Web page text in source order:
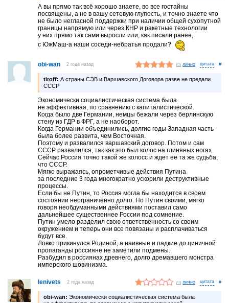
А вы прямо так всё хорошо знаете, во все гостайны
посвящены, а не в вашу сетевую глупость, и точно знаете что
не было негласной поддержки при наличии общей сухопутной
границы напрямую или через КНР и ракетные технологии
у них прямо так сами выросли или, как писали ранее,
с ЮжМаш-а наши соседи-небратья продали?
obi-wan 2 года назад лично #
tiroff: А страны СЭВ и Варшавского Договора разве не предали
СССР
Экономически социалистическая система была
не эффективная, по сравнению с капиталистической.
Когда было две Германии, немцы бежали через берлинскую
стену из ГДР в ФРГ, а не наоборот.
Когда Германии объединились, долгие годы Западная часть
была более развита, чем Восточная.
Поэтому и развалился варшавский договор. Потом и сам
СССР развалился, так как это был колос на глиняных ногах.
Сейчас Россия точно такой же колосс и ждет ее та же судьба,
что СССР.
Мягко выражаясь, опрометчивые действия Путина
за последние 3 года многократно ускорили деструктивные
процессы.
Если бы не Путин, то Россия могла бы находится в своем
состоянии неограниченно долго. Но Путин своими, мягко
говоря необдуманными действиями поставил само
дальнейшее существеннее России под сомнение.
Путин умело разделил свою ответственность со своим
окружением и теперь они все повязаны и расплачиваться
будут все.
Ловко прикинулся Родиной, а наивные и падкие до циничной
пропаганды россияне не заметили подмены.
Разбудил в россиянах древнего, долго дремавшего монстра
имперского шовинизма.
lenivets 2 года назад лично #
obi-wan: Экономически социалистическая система была